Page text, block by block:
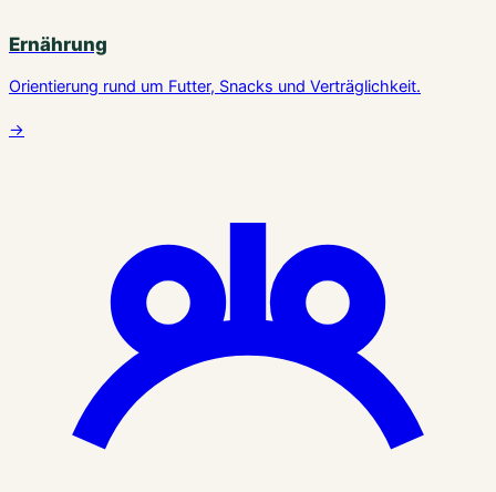
Ernährung
Orientierung rund um Futter, Snacks und Verträglichkeit.
→